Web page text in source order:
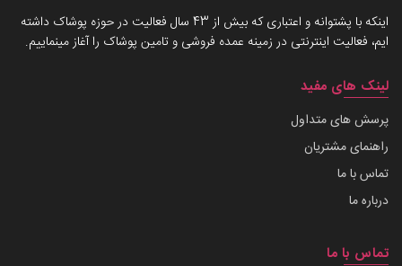
اینکه با پشتوانه و اعتباری که بیش از 43 سال فعالیت در حوزه پوشاک داشته
ایم، فعالیت اینترنتی در زمینه عمده فروشی و تامین پوشاک را آغاز مینماییم.
لینک های مفید
پرسش های متداول
راهنمای مشتریان
تماس با ما
درباره ما
تماس با ما